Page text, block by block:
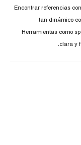
Encontrar referencias
tan dinámico
Herramientas como
clara y